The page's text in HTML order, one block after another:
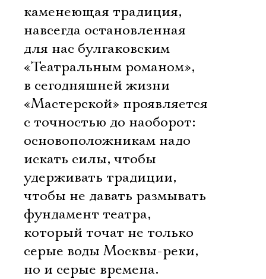
каменеющая традиция,
навсегда остановленная
для нас булгаковским
«Театральным романом»,
в сегодняшней жизни
«Мастерской» проявляется
с точностью до наоборот:
основоположникам надо
искать силы, чтобы
удерживать традиции,
чтобы не давать размывать
фундамент театра,
который точат не только
серые воды Москвы-реки,
но и серые времена.